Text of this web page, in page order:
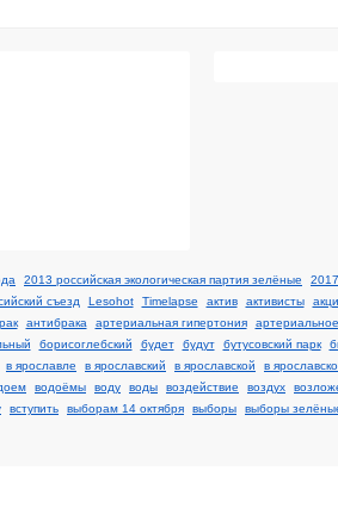
2013 российская экологическая партия зелёные 2017
съезд Lesohot Timelapse актив активисты
антибрака артериальная гипертония артериальное
борисоглебский будет будут бутусовский парк
в ярославле в ярославский в ярославской в
водоёмы воду воды воздействие воздух
вступить выборам 14 октября выборы выборы